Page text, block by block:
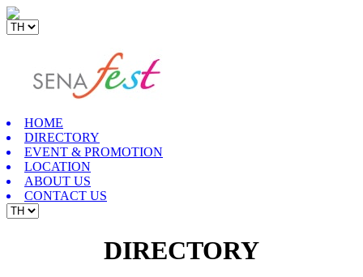
HOME
DIRECTORY
EVENT & PROMOTION
LOCATION
ABOUT US
CONTACT US
DIRECTORY